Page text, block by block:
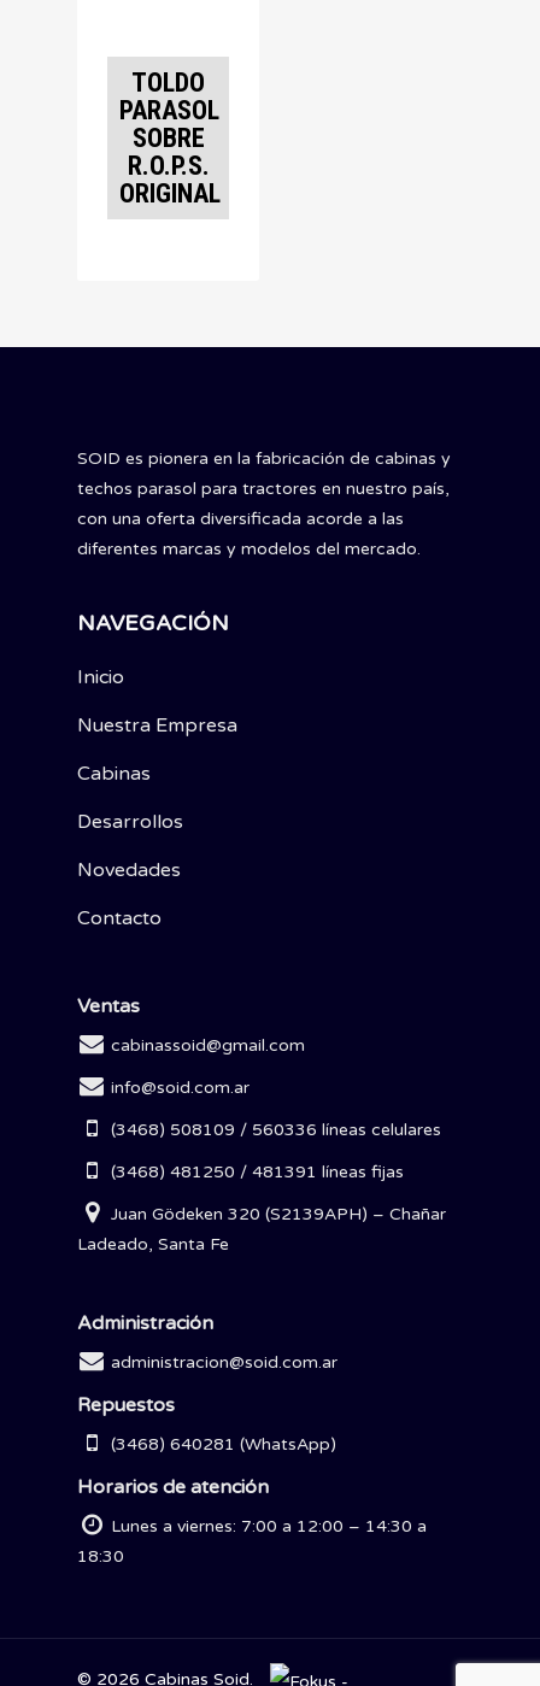
TOLDO
PARASOL
SOBRE
R.O.P.S.
ORIGINAL
SOID es pionera en la fabricación de cabinas y
techos parasol para tractores en nuestro país,
con una oferta diversificada acorde a las
diferentes marcas y modelos del mercado.
NAVEGACIÓN
Inicio
Nuestra Empresa
Cabinas
Desarrollos
Novedades
Contacto
Ventas
cabinassoid@gmail.com
info@soid.com.ar
(3468) 508109 / 560336 líneas celulares
(3468) 481250 / 481391 líneas fijas
Juan Gödeken 320 (S2139APH) – Chañar
Ladeado, Santa Fe
Administración
administracion@soid.com.ar
Repuestos
(3468) 640281 (WhatsApp)
Horarios de atención
Lunes a viernes: 7:00 a 12:00 – 14:30 a
18:30
© 2026 Cabinas Soid.